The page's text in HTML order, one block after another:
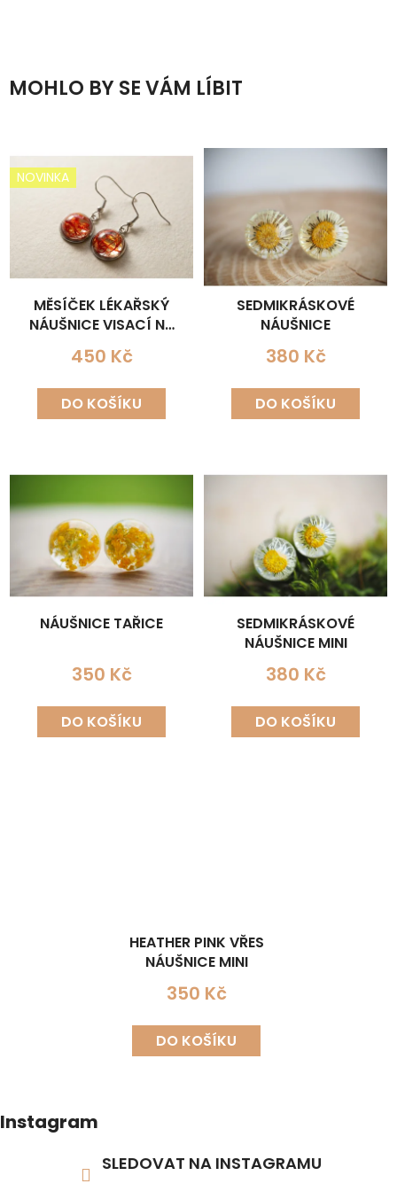
MOHLO BY SE VÁM LÍBIT
NOVINKA
MĚSÍČEK LÉKAŘSKÝ
NÁUŠNICE VISACÍ NA
LŮŽKU
450 Kč
DO KOŠÍKU
SEDMIKRÁSKOVÉ
NÁUŠNICE
380 Kč
DO KOŠÍKU
NÁUŠNICE TAŘICE
350 Kč
DO KOŠÍKU
SEDMIKRÁSKOVÉ
NÁUŠNICE MINI
380 Kč
DO KOŠÍKU
HEATHER PINK VŘES
NÁUŠNICE MINI
350 Kč
DO KOŠÍKU
Instagram
SLEDOVAT NA INSTAGRAMU